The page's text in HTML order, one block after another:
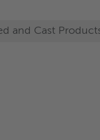
and Cast